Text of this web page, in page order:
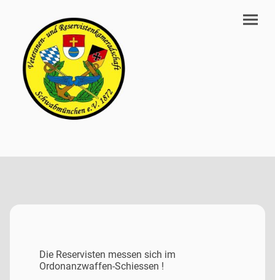
Die Reservisten messen sich im
Ordonanzwaffen-Schiessen !